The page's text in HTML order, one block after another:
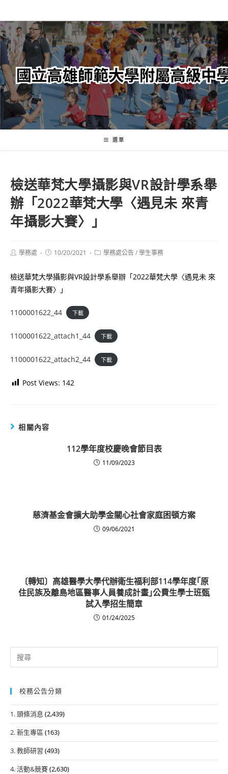
轉
至
主
內
容
選單
檢送華梵大學攝影與VR設計學系舉
辦「2022華梵大學〈遇見未 來青
年攝影大賽〉」
Post學務處
Post10/20/2021
Post學務處公告/學生事務
檢送華梵大學攝影與VR設計學系舉辦「2022華梵大學〈遇見未 來
青年攝影大賽〉」
1100001622_44 下載
1100001622_attach1_44 下載
1100001622_attach2_44 下載
Post Views: 142
相關內容
112學年度校慶晚會節目表
11/09/2023
慈濟基金會擴大助學金關心社會家庭困頓方案
09/06/2021
〔轉知〕高雄醫學大學代辦衛生福利部114學年度｢原
住民族及離島地區醫事人員養成計畫｣公費生學士班甄
試入學招生簡章
01/24/2025
Search
for:
校務公告分類
1. 頭條消息 (2,439)
2. 新生專區 (163)
3. 教師研習 (493)
4. 活動&競賽(2,630)